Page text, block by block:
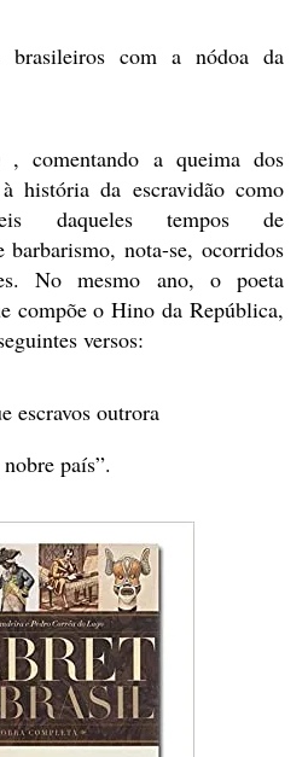
brasileiros com a nódoa da
comentando a queima dos
história da escravidão como
daqueles tempos de
barbarismo, nota-se, ocorridos
No mesmo ano, o poeta
compõe o Hino da República,
versos:
escravos outrora
país”.